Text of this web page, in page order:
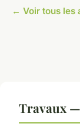
← Voir tous les
Travaux